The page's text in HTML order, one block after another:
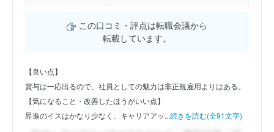
この口コミ・評点は転職会議から
転載しています。
【良い点】
賞与は一応出るので、社員としての魅力は非正規雇用よりはある。
【気になること・改善したほうがいい点】
昇進のイスはかなり少なく、キャリアアッ...続きを読む(全91文字)